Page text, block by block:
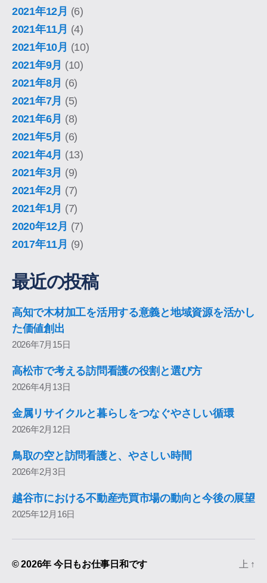
2021年12月 (6)
2021年11月 (4)
2021年10月 (10)
2021年9月 (10)
2021年8月 (6)
2021年7月 (5)
2021年6月 (8)
2021年5月 (6)
2021年4月 (13)
2021年3月 (9)
2021年2月 (7)
2021年1月 (7)
2020年12月 (7)
2017年11月 (9)
最近の投稿
高知で木材加工を活用する意義と地域資源を活かし
た価値創出
2026年7月15日
高松市で考える訪問看護の役割と選び方
2026年4月13日
金属リサイクルと暮らしをつなぐやさしい循環
2026年2月12日
鳥取の空と訪問看護と、やさしい時間
2026年2月3日
越谷市における不動産売買市場の動向と今後の展望
2025年12月16日
© 2026年 今日もお仕事日和です 上 ↑